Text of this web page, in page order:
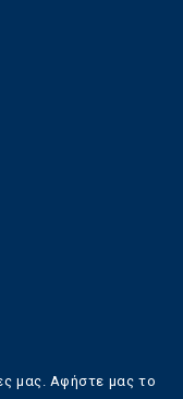
μας. Αφήστε μας το